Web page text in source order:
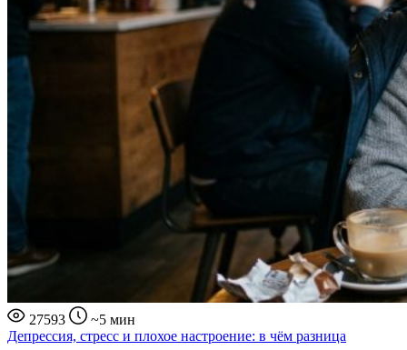
27593
~5 мин
Депрессия, стресс и плохое настроение: в чём разница